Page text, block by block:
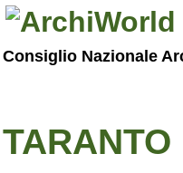
Consiglio Nazionale
TARANTO